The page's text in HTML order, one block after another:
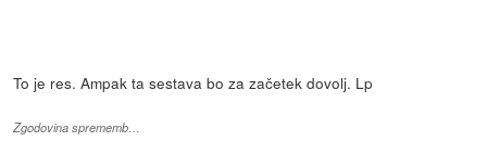
To je res. Ampak ta sestava bo za začetek dovolj. Lp
Zgodovina sprememb…